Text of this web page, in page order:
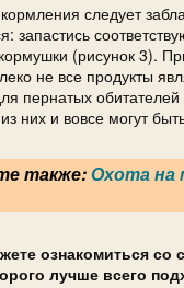
следует
запастись
(рисунок 3).
не все продукты
пернатых обитателей
них и вовсе могут
также:Охота на
ознакомиться со
лучше всего